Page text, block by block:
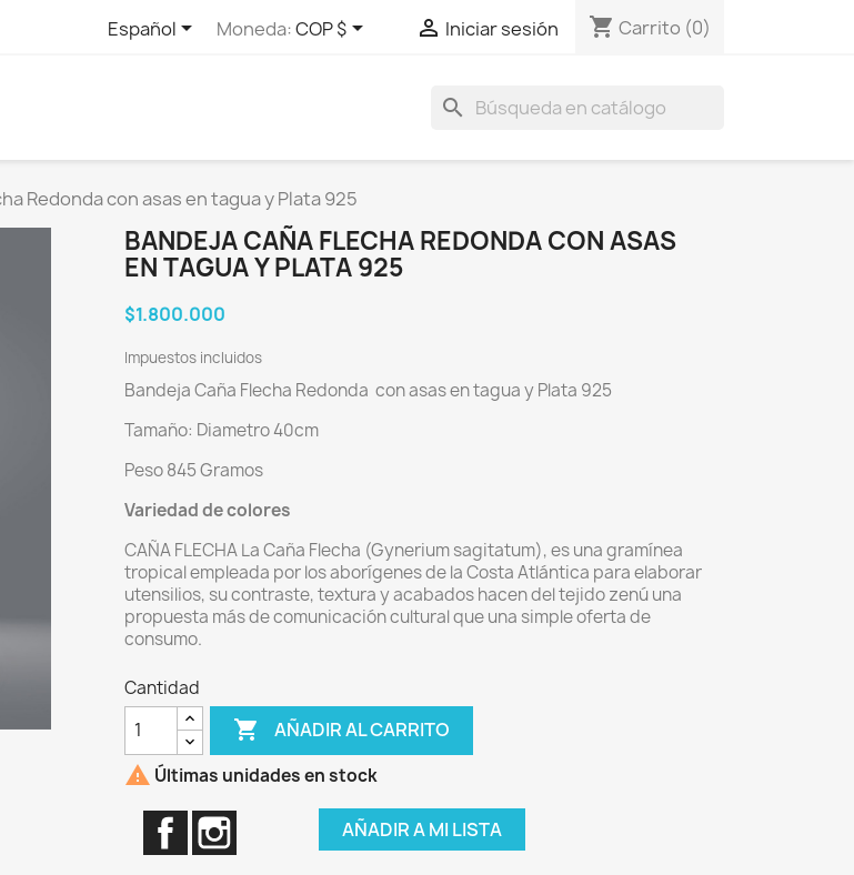
Español Moneda:COP $  Iniciar sesión shopping_cart Carrito (0)
search
Redonda con asas en tagua y Plata 925
BANDEJA CAÑA FLECHA REDONDA CON ASAS
EN TAGUA Y PLATA 925
$1.800.000
Impuestos incluidos
Bandeja Caña Flecha Redonda con asas en tagua y Plata 925
Tamaño: Diametro 40cm
Peso 845 Gramos
Variedad de colores
CAÑA FLECHA La Caña Flecha (Gynerium sagitatum), es una gramínea
tropical empleada por los aborígenes de la Costa Atlántica para elaborar
utensilios, su contraste, textura y acabados hacen del tejido zenú una
propuesta más de comunicación cultural que una simple oferta de
consumo.
Cantidad
 AÑADIR AL CARRITO
 Últimas unidades en stock
Facebook
AÑADIR A MI LISTA